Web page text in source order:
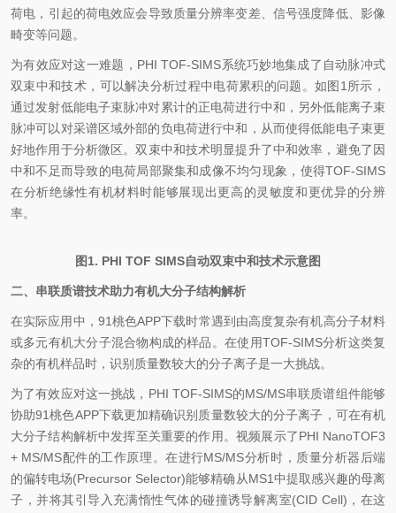
荷电，引起的荷电效应会导致质量分辨率变差、信号强度降低、影像
畸变等问题。
为有效应对这一难题，PHI TOF-SIMS系统巧妙地集成了自动脉冲式
双束中和技术，可以解决分析过程中电荷累积的问题。如图1所示，
通过发射低能电子束脉冲对累计的正电荷进行中和，另外低能离子束
脉冲可以对采谱区域外部的负电荷进行中和，从而使得低能电子束更
好地作用于分析微区。双束中和技术明显提升了中和效率，避免了因
中和不足而导致的电荷局部聚集和成像不均匀现象，使得TOF-SIMS
在分析绝缘性有机材料时能够展现出更高的灵敏度和更优异的分辨
率。
图1. PHI TOF SIMS自动双束中和技术示意图
二、串联质谱技术助力有机大分子结构解析
在实际应用中，91桃色APP下载时常遇到由高度复杂有机高分子材料
或多元有机大分子混合物构成的样品。在使用TOF-SIMS分析这类复
杂的有机样品时，识别质量数较大的分子离子是一大挑战。
为了有效应对这一挑战，PHI TOF-SIMS的MS/MS串联质谱组件能够
协助91桃色APP下载更加精确识别质量数较大的分子离子，可在有机
大分子结构解析中发挥至关重要的作用。视频展示了PHI NanoTOF3
+ MS/MS配件的工作原理。在进行MS/MS分析时，质量分析器后端
的偏转电场(Precursor Selector)能够精确从MS1中提取感兴趣的母离
子，并将其引导入充满惰性气体的碰撞诱导解离室(CID Cell)，在这